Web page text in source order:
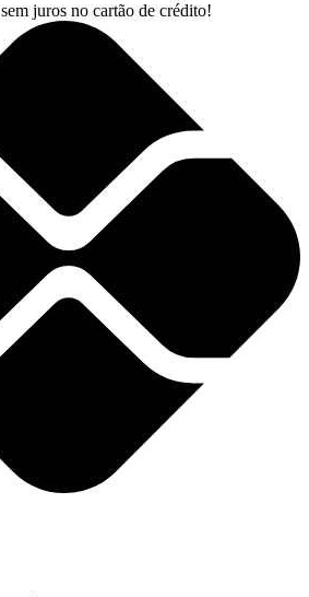
sem juros no cartão de crédito!